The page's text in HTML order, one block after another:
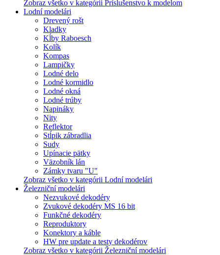
Zobraz všetko v kategórii Príslušenstvo k modelom
Lodní modelári
Drevený rošt
Kladky
Kĺby Raboesch
Kolík
Kompas
Lampičky
Lodné delo
Lodné kormidlo
Lodné okná
Lodné trúby
Napináky
Nity
Reflektor
Stĺpik zábradlia
Sudy
Upínacie pätky
Väzobník lán
Zámky tvaru "U"
Zobraz všetko v kategórii Lodní modelári
Železniční modelári
Nezvukové dekodéry
Zvukové dekodéry MS 16 bit
Funkčné dekodéry
Reproduktory
Konektory a káble
HW pre update a testy dekodérov
Zobraz všetko v kategórii Železniční modelári